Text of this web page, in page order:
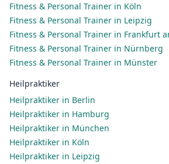
Fitness & Personal Trainer in Köln
Fitness & Personal Trainer in Leipzig
Fitness & Personal Trainer in Frankfurt
Fitness & Personal Trainer in Nürnberg
Fitness & Personal Trainer in Münster
Heilpraktiker
Heilpraktiker in Berlin
Heilpraktiker in Hamburg
Heilpraktiker in München
Heilpraktiker in Köln
Heilpraktiker in Leipzig